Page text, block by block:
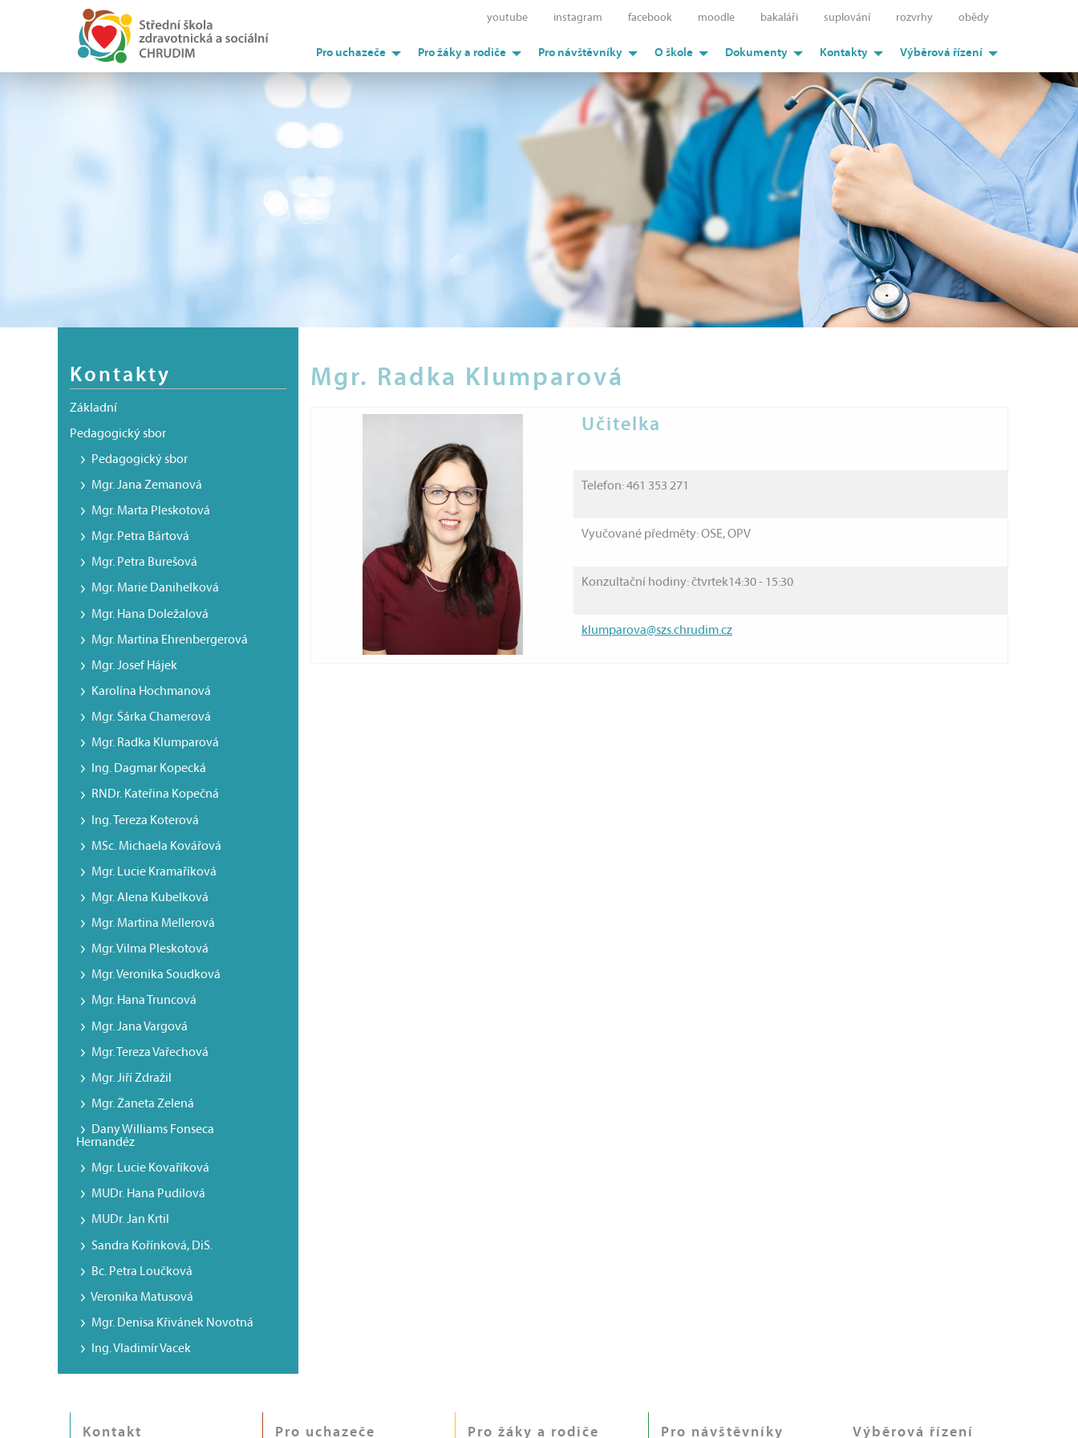
youtube instagram facebook moodle bakaláři suplování rozvrhy obědy
Pro uchazeče Pro žáky a rodiče Pro návštěvníky O škole Dokumenty Kontakty Výběrová řízení
Kontakty
Základní
Pedagogický sbor
Pedagogický sbor
Mgr. Jana Zemanová
Mgr. Marta Pleskotová
Mgr. Petra Bártová
Mgr. Petra Burešová
Mgr. Marie Danihelková
Mgr. Hana Doležalová
Mgr. Martina Ehrenbergerová
Mgr. Josef Hájek
Karolína Hochmanová
Mgr. Šárka Chamerová
Mgr. Radka Klumparová
Ing. Dagmar Kopecká
RNDr. Kateřina Kopečná
Ing. Tereza Koterová
MSc. Michaela Kovářová
Mgr. Lucie Kramaříková
Mgr. Alena Kubelková
Mgr. Martina Mellerová
Mgr. Vilma Pleskotová
Mgr. Veronika Soudková
Mgr. Hana Truncová
Mgr. Jana Vargová
Mgr. Tereza Vařechová
Mgr. Jiří Zdražil
Mgr. Žaneta Zelená
Dany Williams Fonseca
Hernandéz
Mgr. Lucie Kovaříková
MUDr. Hana Pudilová
MUDr. Jan Krtil
Sandra Kořínková, DiS.
Bc. Petra Loučková
Veronika Matusová
Mgr. Denisa Křivánek Novotná
Ing. Vladimír Vacek
Mgr. Radka Klumparová
Učitelka
Telefon:461 353 271
Vyučované předměty: OSE, OPV
Konzultační hodiny: čtvrtek14:30 - 15:30
klumparova@szs.chrudim.cz
Kontakt Pro uchazeče Pro žáky a rodiče Pro návštěvníky Výběrová řízení